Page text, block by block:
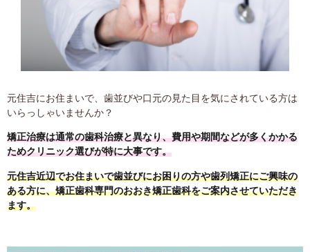
元住吉にお住まいで、歯並びや口元の見た目を気にされている方は
いらっしゃいませんか？
矯正治療は通常の歯科治療と異なり、費用や期間などが多くかかる
ためクリニック選びが特に大事です。
元住吉近辺でお住まいで歯並びにお困りの方や歯列矯正にご興味の
ある方に、矯正歯科専門のおおき矯正歯科をご案内させていただき
ます。